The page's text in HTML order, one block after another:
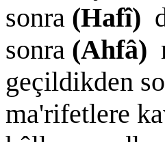
sonra (Hafî)
sonra (Ahfâ)
geçildikden
ma'rifetlere